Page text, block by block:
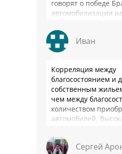
говорят о победе
автомобилизации
Иван
Корреляция между
благосостоянием и
собственным
чем между
количеством
автомобилей.
приоритетов из-за
уровня жизни, …
Сергей